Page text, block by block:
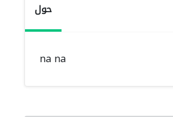
حول
na na